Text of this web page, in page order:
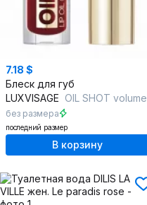
7.18 $
Блеск для губ
LUXVISAGE OIL SHOT volume & relax, 303
без размера
последний размер
В корзину